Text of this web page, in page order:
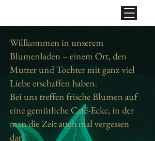
Willkommen in unserem
Blumenladen – einem Ort, den
Mutter und Tochter mit ganz viel
Liebe erschaffen haben.
Bei uns treffen frische Blumen auf
eine gemütliche Café-Ecke, in der
man die Zeit auch mal vergessen
darf.